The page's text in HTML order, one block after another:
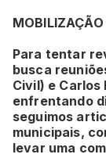
Para tentar
busca
Civil) e
enfrentando
seguimos
municipais,
levar uma